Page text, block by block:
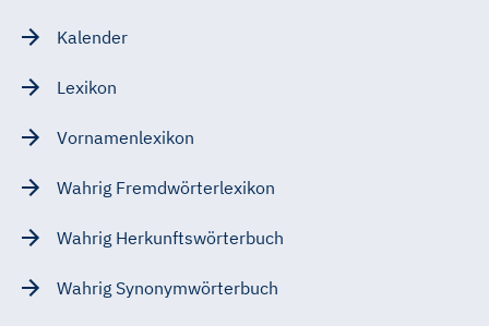
Kalender
Lexikon
Vornamenlexikon
Wahrig Fremdwörterlexikon
Wahrig Herkunftswörterbuch
Wahrig Synonymwörterbuch